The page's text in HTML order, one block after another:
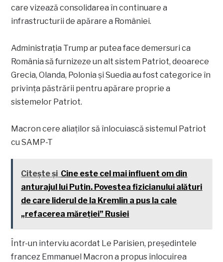
care vizează consolidarea în continuare a
infrastructurii de apărare a României.
Administrația Trump ar putea face demersuri ca
România să furnizeze un alt sistem Patriot, deoarece
Grecia, Olanda, Polonia și Suedia au fost categorice în
privința păstrării pentru apărare proprie a
sistemelor Patriot.
Macron cere aliaților să înlocuiască sistemul Patriot
cu SAMP-T
Citește și Cine este cel mai influent om din
anturajul lui Putin. Povestea fizicianului alături
de care liderul de la Kremlin a pus la cale
„refacerea măreției” Rusiei
Într-un interviu acordat Le Parisien, președintele
francez Emmanuel Macron a propus înlocuirea